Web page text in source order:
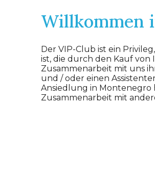
Willkommen
Der VIP-Club ist ein
ist, die durch den Kauf
Zusammenarbeit mit uns
und / oder einen
Ansiedlung in Montenegro
Zusammenarbeit mit